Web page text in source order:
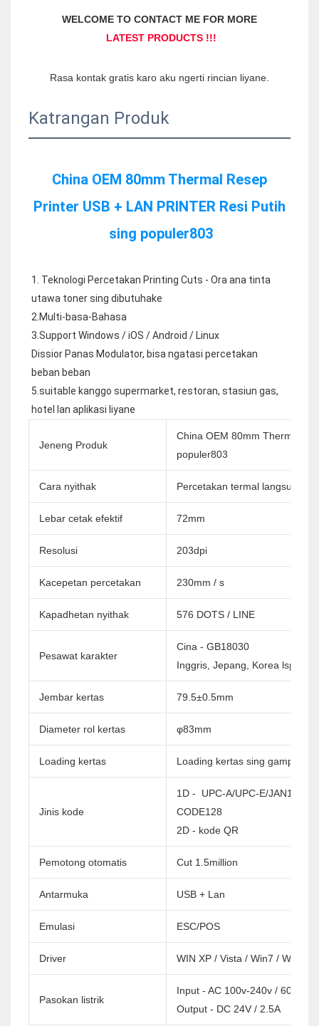
Katrangan Produk
China OEM 80mm Thermal Resep
Printer USB + LAN PRINTER Resi Putih
1. Teknologi Percetakan Printing Cuts - Ora ana tinta
utawa toner sing dibutuhake
2.Multi-basa-Bahasa
3.Support Windows / iOS / Android / Linux
Dissior Panas Modulator, bisa ngatasi percetakan
beban beban
5.suitable kanggo supermarket, restoran, stasiun gas,
Jeneng Produk
China OEM 80mm Thermal
populer803
Cara nyithak Percetakan termal langsung
Lebar cetak efektif 72mm
Resolusi 203dpi
Kacepetan percetakan 230mm / s
Kapadhetan nyithak 576 DOTS / LINE
Pesawat karakter
Cina - GB18030
Inggris, Jepang, Korea lsp.
Jembar kertas 79.5±0.5mm
Diameter rol kertas φ83mm
Loading kertas Loading kertas sing gampang
Jinis kode
1D - UPC-A/UPC-E/
CODE128
2D - kode QR
Pemotong otomatis Cut 1.5million
Antarmuka USB + Lan
Emulasi ESC/POS
Driver WIN XP / Vista / Win7 / Win8 /
Pasokan listrik
Input - AC 100v-240v / 60Hz
Output - DC 24V / 2.5A